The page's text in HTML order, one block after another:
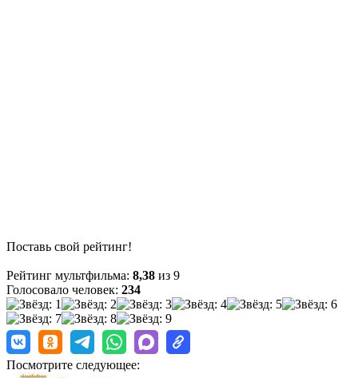
Поставь свой рейтинг!
Рейтинг мультфильма: 8,38 из 9
Голосовало человек: 234
Посмотрите следующее: